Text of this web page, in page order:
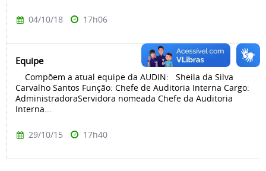
04/10/18 17h06
Equipe
Compõem a atual equipe da AUDIN: Sheila da Silva
Carvalho Santos Função: Chefe de Auditoria Interna Cargo:
AdministradoraServidora nomeada Chefe da Auditoria
Interna...
29/10/15 17h40